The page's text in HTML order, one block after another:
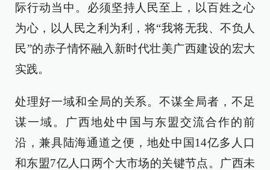
际行动当中。必须坚持人民至上，以百姓之心
为心，以人民之利为利，将“我将无我、不负人
民”的赤子情怀融入新时代壮美广西建设的宏大
实践。
处理好一域和全局的关系。不谋全局者，不足
谋一域。广西地处中国与东盟交流合作的前
沿，兼具陆海通道之便，地处中国14亿多人口
和东盟7亿人口两个大市场的关键节点。广西未